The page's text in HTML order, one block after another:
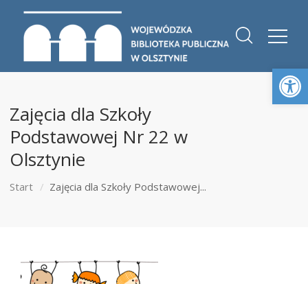
Zajęcia dla Szkoły
Podstawowej Nr 22 w
Olsztynie
Start Zajęcia dla Szkoły Podstawowej...